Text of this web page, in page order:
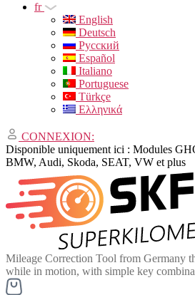
fr
English
Deutsch
Русский
Español
Italiano
Portuguese
Türkçe
Ελληνικά
CONNEXION:
Disponible uniquement ici : Modules
BMW, Audi, Skoda, SEAT, VW et plus
Mileage Correction Tool from Germany
while in motion, with simple key